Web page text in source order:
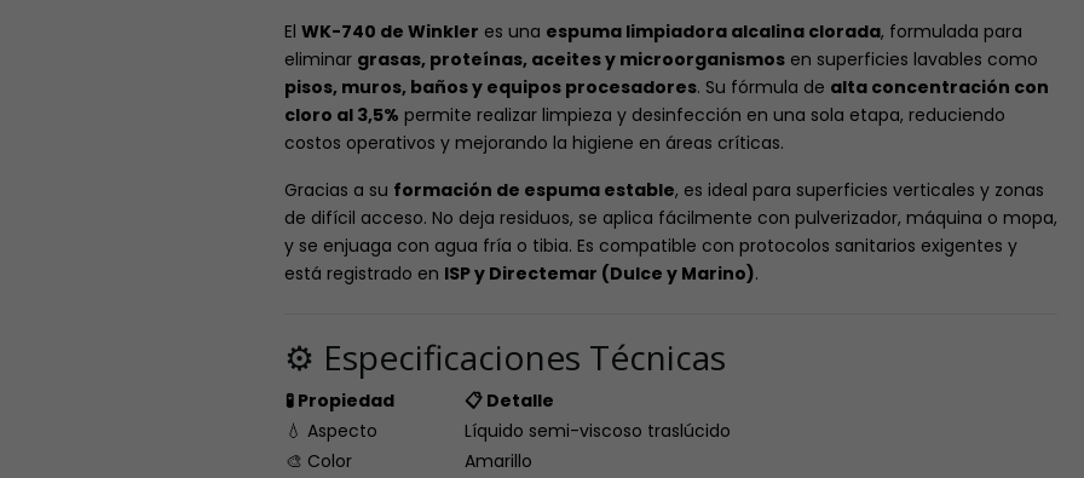
El WK-740 de Winkler es una espuma limpiadora alcalina clorada, formulada para
eliminar grasas, proteínas, aceites y microorganismosen superficies lavables como
pisos, muros, baños y equipos procesadores. Su fórmula de alta concentración con
cloro al 3,5% permite realizar limpieza y desinfección en una sola etapa, reduciendo
costos operativos y mejorando la higiene en áreas críticas.
Gracias a su formación de espuma estable, es ideal para superficies verticales y zonas
de difícil acceso. No deja residuos, se aplica fácilmente con pulverizador, máquina o mopa,
y se enjuaga con agua fría o tibia. Es compatible con protocolos sanitarios exigentes y
está registrado en ISP y Directemar (Dulce y Marino).
⚙️ Especificaciones Técnicas
🧪 Propiedad
📋 Detalle
💧 Aspecto
Líquido semi-viscoso traslúcido
🎨 Color
Amarillo